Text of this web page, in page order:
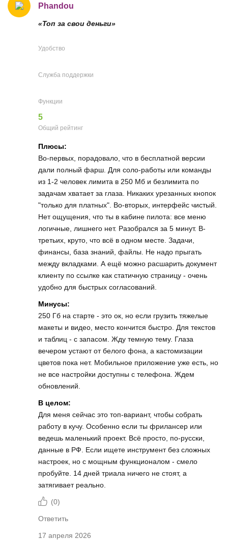
Phandou
«Топ за свои деньги»
Удобство
Служба поддержки
Функции
5
Общий рейтинг
Плюсы:
Во-первых, порадовало, что в бесплатной версии
дали полный фарш. Для соло-работы или команды
из 1-2 человек лимита в 250 Мб и безлимита по
задачам хватает за глаза. Никаких урезанных кнопок
"только для платных". Во-вторых, интерфейс чистый.
Нет ощущения, что ты в кабине пилота: все меню
логичные, лишнего нет. Разобрался за 5 минут. В-
третьих, круто, что всё в одном месте. Задачи,
финансы, база знаний, файлы. Не надо прыгать
между вкладками. А ещё можно расшарить документ
клиенту по ссылке как статичную страницу - очень
удобно для быстрых согласований.
Минусы:
250 Гб на старте - это ок, но если грузить тяжелые
макеты и видео, место кончится быстро. Для текстов
и таблиц - с запасом. Жду темную тему. Глаза
вечером устают от белого фона, а кастомизации
цветов пока нет. Мобильное приложение уже есть, но
не все настройки доступны с телефона. Ждем
обновлений.
В целом:
Для меня сейчас это топ-вариант, чтобы собрать
работу в кучу. Особенно если ты фрилансер или
ведешь маленький проект. Всё просто, по-русски,
данные в РФ. Если ищете инструмент без сложных
настроек, но с мощным функционалом - смело
пробуйте. 14 дней триала ничего не стоят, а
затягивает реально.
(0)
Ответить
17 апреля 2026